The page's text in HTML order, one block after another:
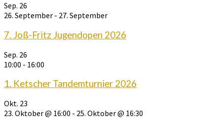
Sep. 26
26. September - 27. September
7. Joß-Fritz Jugendopen 2026
Sep. 26
10:00 - 16:00
1. Ketscher Tandemturnier 2026
Okt. 23
23. Oktober @ 16:00 - 25. Oktober @ 16:30